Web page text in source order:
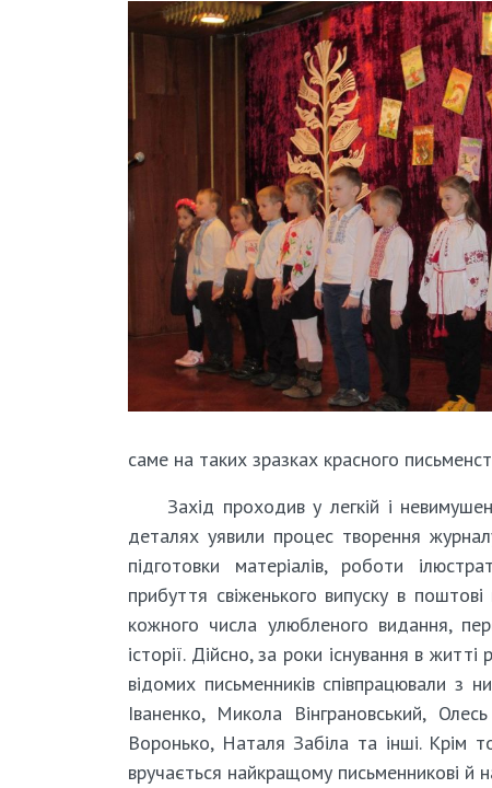
саме на таких зразках красного
Захід проходив у легкій і
деталях уявили процес творення
підготовки матеріалів, роботи
прибуття свіженького випуску в
кожного числа улюбленого видання,
історії. Дійсно, за роки існування в
відомих письменників співпрацювали з
Іваненко, Микола Вінграновський,
Воронько, Наталя Забіла та інші. Крім
вручається найкращому письменникові й